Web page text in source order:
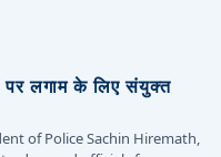
लगाम के लिए संयुक्त
of Police Sachin Hiremath,